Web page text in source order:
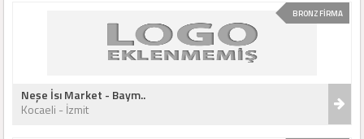
BRONZ FİRMA
Neşe İsı Market - Baym..
Kocaeli - İzmit